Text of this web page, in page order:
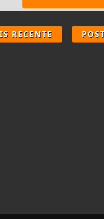
RECENTE